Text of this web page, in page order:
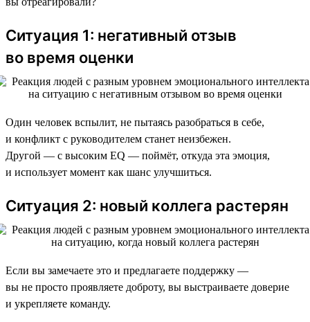
Ситуация 1: негативный отзыв
во время оценки
Один человек вспылит, не пытаясь разобраться в себе,
и конфликт с руководителем станет неизбежен.
Другой — с высоким EQ — поймёт, откуда эта эмоция,
и использует момент как шанс улучшиться.
Ситуация 2: новый коллега растерян
Если вы замечаете это и предлагаете поддержку —
вы не просто проявляете доброту, вы выстраиваете доверие
и укрепляете команду.